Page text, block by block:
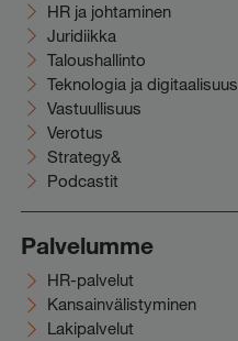
HR ja johtaminen
Juridiikka
Taloushallinto
Teknologia ja digitaalisuus
Vastuullisuus
Verotus
Strategy&
Podcastit
Palvelumme
HR-palvelut
Kansainvälistyminen
Lakipalvelut